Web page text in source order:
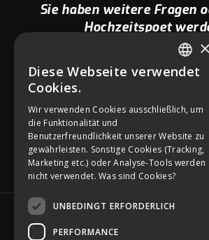
Sie haben weitere Fragen
Hochzeitspoet
Wir Hochzeitspoeten sind mit
euch da. Fragen zu eurer
SOCIAL MEDIA
GERMAN
×
Diese Webseite verwendet
Cookies.
Wir verwenden Cookies ausschließlich, um
die Funktionalität und
Benutzerfreundlichkeit unserer Website zu
gewährleisten. Sonstige Cookies (Tracking,
Marketing etc.) oder Analyse-Tools werden
nicht verwendet.Was sind Cookies?
UNBEDINGT ERFORDERLICH
PERFORMANCE